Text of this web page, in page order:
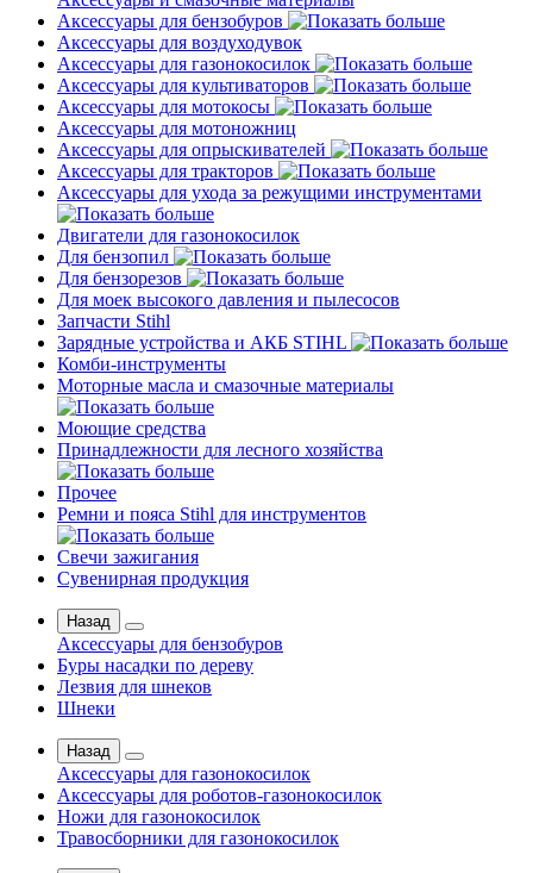
Аксессуары для бензобуров
Аксессуары для воздуходувок
Аксессуары для газонокосилок
Аксессуары для культиваторов
Аксессуары для мотокосы
Аксессуары для мотоножниц
Аксессуары для опрыскивателей
Аксессуары для тракторов
Аксессуары для ухода за режущими инструментами
Двигатели для газонокосилок
Для бензопил
Для бензорезов
Для моек высокого давления и пылесосов
Запчасти Stihl
Зарядные устройства и АКБ STIHL
Комби-инструменты
Моторные масла и смазочные материалы
Моющие средства
Принадлежности для лесного хозяйства
Прочее
Ремни и пояса Stihl для инструментов
Свечи зажигания
Сувенирная продукция
Назад
Аксессуары для бензобуров
Буры насадки по дереву
Лезвия для шнеков
Шнеки
Назад
Аксессуары для газонокосилок
Аксессуары для роботов-газонокосилок
Ножи для газонокосилок
Травосборники для газонокосилок